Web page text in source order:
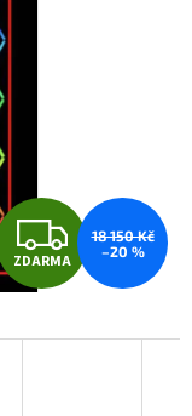
Z
D
A
ZDARMA
18 150 Kč
–20 %